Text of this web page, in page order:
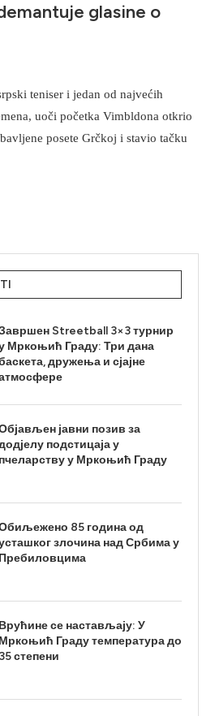
glasine o
teniser i jedan od najvećih
uoči početka Vimbldona otkrio
posete Grčkoj i stavio tačku
Streetball 3×3 турнир
Мркоњић Граду: Три дана
дружења и сјајне
јавни позив за
подстицаја у
пчеларству у Мркоњић Граду
85 година од
злочина над Србима у
Пребиловцима
Врућине се настављају: У
Мркоњић Граду температура до
35 степени